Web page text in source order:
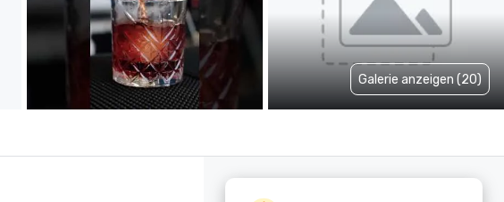
Galerie anzeigen (20)